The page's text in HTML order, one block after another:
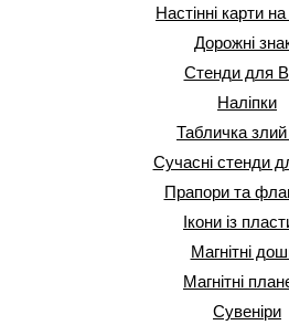
Настінні карти
Дорожні
Стенди для
Наліпки
Табличка
Сучасні стенди
Прапори та
Ікони із
Магнітні
Магнітні
Сувеніри